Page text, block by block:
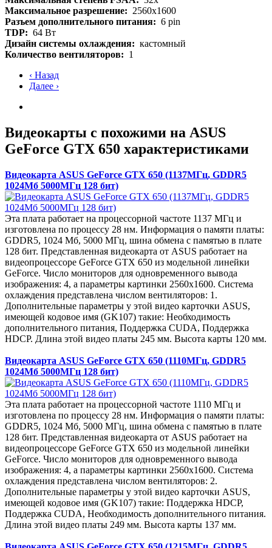
Максимальное разрешение: 2560x1600
Разъем дополнительного питания: 6 pin
TDP: 64 Вт
Дизайн системы охлаждения: кастомный
Количество вентиляторов: 1
‹ Назад
Далее ›
Видеокарты с похожими на ASUS
GeForce GTX 650 характеристиками
Видеокарта ASUS GeForce GTX 650 (1137МГц, GDDR5
1024Мб 5000МГц 128 бит)
Эта плата работает на процессорной частоте 1137 МГц и
изготовлена по процессу 28 нм. Информация о памяти платы:
GDDR5, 1024 Мб, 5000 МГц, шина обмена с памятью в плате
128 бит. Представленная видеокарта от ASUS работает на
видеопроцессоре GeForce GTX 650 из модельной линейки
GeForce. Число мониторов для одновременного вывода
изображения: 4, а параметры картинки 2560x1600. Система
охлаждения представлена числом вентиляторов: 1.
Дополнительные параметры у этой видео карточки ASUS,
имеющей кодовое имя (GK107) такие: Необходимость
дополнительного питания, Поддержка CUDA, Поддержка
HDCP. Длина этой видео платы 245 мм. Высота карты 120 мм.
Видеокарта ASUS GeForce GTX 650 (1110МГц, GDDR5
1024Мб 5000МГц 128 бит)
Эта плата работает на процессорной частоте 1110 МГц и
изготовлена по процессу 28 нм. Информация о памяти платы:
GDDR5, 1024 Мб, 5000 МГц, шина обмена с памятью в плате
128 бит. Представленная видеокарта от ASUS работает на
видеопроцессоре GeForce GTX 650 из модельной линейки
GeForce. Число мониторов для одновременного вывода
изображения: 4, а параметры картинки 2560x1600. Система
охлаждения представлена числом вентиляторов: 2.
Дополнительные параметры у этой видео карточки ASUS,
имеющей кодовое имя (GK107) такие: Поддержка HDCP,
Поддержка CUDA, Необходимость дополнительного питания.
Длина этой видео платы 249 мм. Высота карты 137 мм.